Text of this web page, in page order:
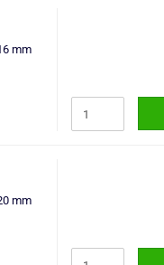
mm
mm